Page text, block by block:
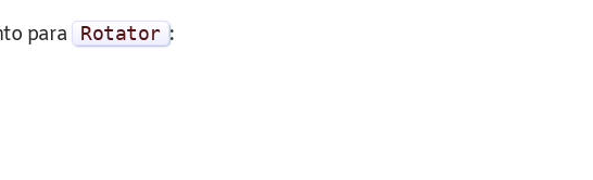
para Rotator :